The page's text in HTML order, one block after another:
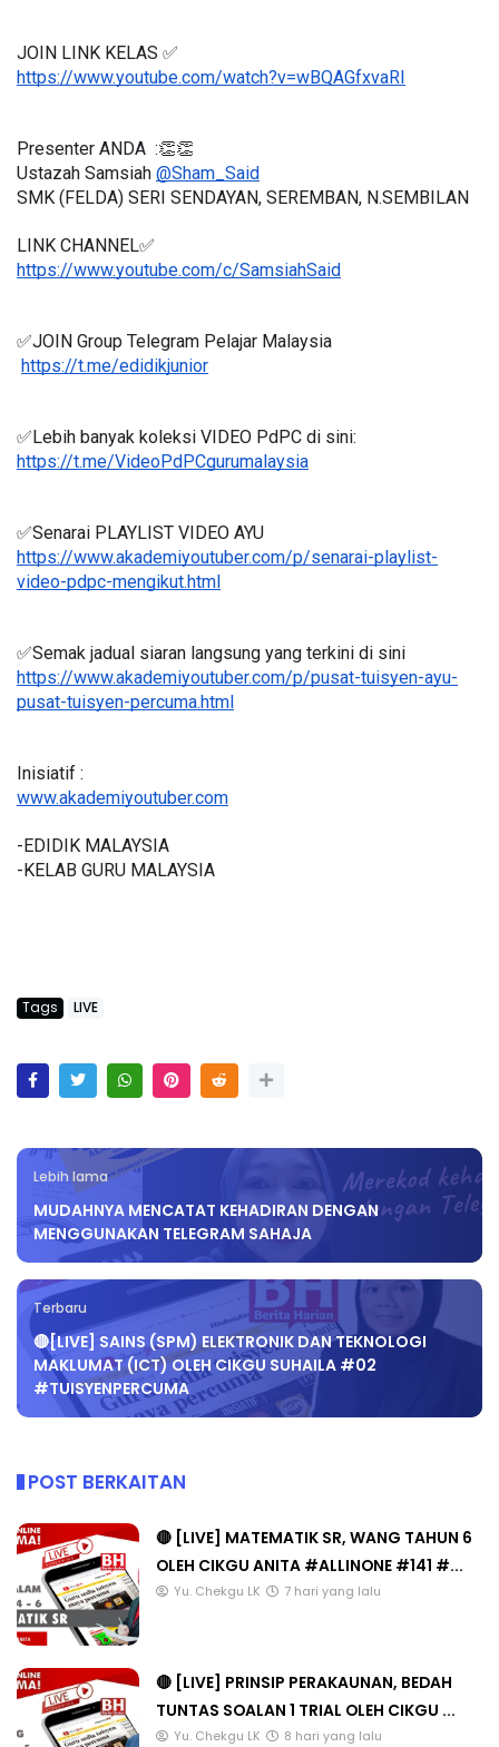
JOIN LINK KELAS ✅
https://www.youtube.com/watch?v=wBQAGfxvaRI
Presenter ANDA  :👏👏
Ustazah Samsiah @Sham_Said
SMK (FELDA) SERI SENDAYAN, SEREMBAN, N.SEMBILAN
LINK CHANNEL✅
https://www.youtube.com/c/SamsiahSaid
✅JOIN Group Telegram Pelajar Malaysia
https://t.me/edidikjunior
✅Lebih banyak koleksi VIDEO PdPC di sini:
https://t.me/VideoPdPCgurumalaysia
✅Senarai PLAYLIST VIDEO AYU
https://www.akademiyoutuber.com/p/senarai-playlist-
video-pdpc-mengikut.html
✅Semak jadual siaran langsung yang terkini di sini
https://www.akademiyoutuber.com/p/pusat-tuisyen-ayu-
pusat-tuisyen-percuma.html
Inisiatif :
www.akademiyoutuber.com
-EDIDIK MALAYSIA
-KELAB GURU MALAYSIA
Tags LIVE
Lebih lama
MUDAHNYA MENCATAT KEHADIRAN DENGAN
MENGGUNAKAN TELEGRAM SAHAJA
Terbaru
🔴[LIVE] SAINS (SPM) ELEKTRONIK DAN TEKNOLOGI
MAKLUMAT (ICT) OLEH CIKGU SUHAILA #02
#TUISYENPERCUMA
POST BERKAITAN
🔴 [LIVE] MATEMATIK SR, WANG TAHUN 6
OLEH CIKGU ANITA #ALLINONE #141 #...
Yu. Chekgu LK 7 hari yang lalu
🔴 [LIVE] PRINSIP PERAKAUNAN, BEDAH
TUNTAS SOALAN 1 TRIAL OLEH CIKGU ...
Yu. Chekgu LK 8 hari yang lalu